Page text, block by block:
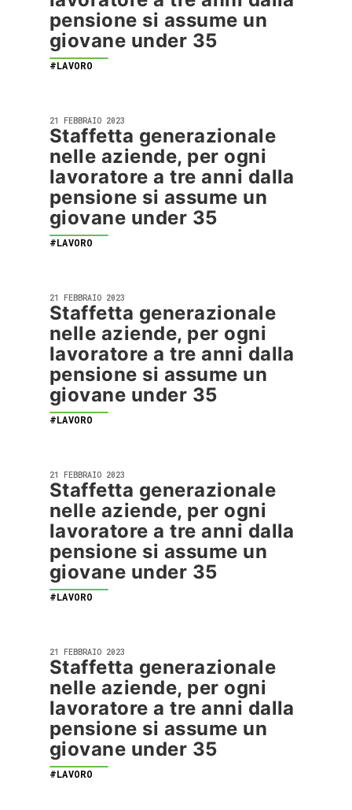
pensione si assume un
giovane under 35
#LAVORO
21 FEBBRAIO 2023
Staffetta generazionale
nelle aziende, per ogni
lavoratore a tre anni dalla
pensione si assume un
giovane under 35
#LAVORO
21 FEBBRAIO 2023
Staffetta generazionale
nelle aziende, per ogni
lavoratore a tre anni dalla
pensione si assume un
giovane under 35
#LAVORO
21 FEBBRAIO 2023
Staffetta generazionale
nelle aziende, per ogni
lavoratore a tre anni dalla
pensione si assume un
giovane under 35
#LAVORO
21 FEBBRAIO 2023
Staffetta generazionale
nelle aziende, per ogni
lavoratore a tre anni dalla
pensione si assume un
giovane under 35
#LAVORO